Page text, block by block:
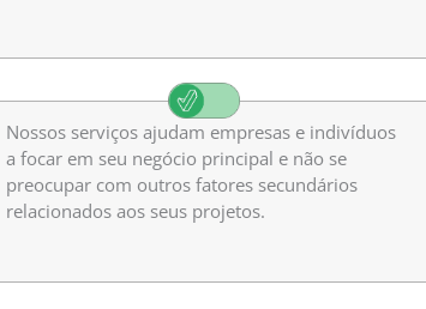
Nossos serviços ajudam empresas e indivíduos
a focar em seu negócio principal e não se
preocupar com outros fatores secundários
relacionados aos seus projetos.